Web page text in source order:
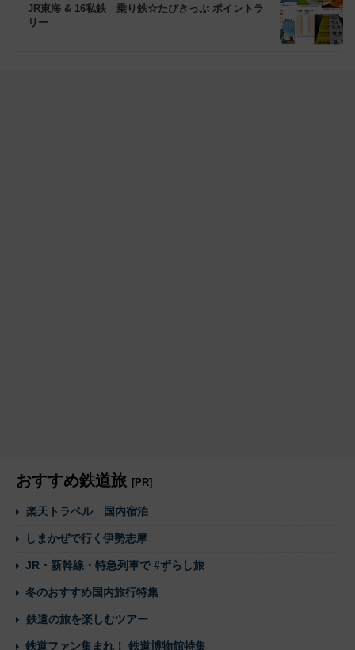
JR東海 & 16私鉄 乗り鉄☆たびきっぷ ポイントラ
リー
おすすめ鉄道旅 [PR]
楽天トラベル 国内宿泊
しまかぜで行く伊勢志摩
JR・新幹線・特急列車で #ずらし旅
冬のおすすめ国内旅行特集
鉄道の旅を楽しむツアー
鉄道ファン集まれ！ 鉄道博物館特集